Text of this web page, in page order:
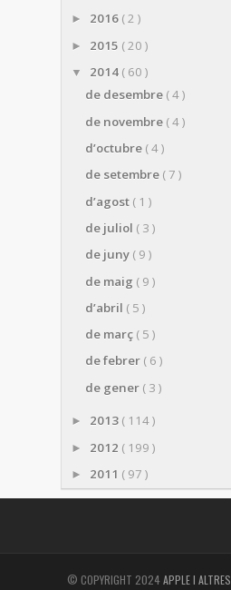
► 2016 ( 2 )
► 2015 ( 20 )
▼ 2014 ( 60 )
de desembre ( 4 )
de novembre ( 4 )
d’octubre ( 4 )
de setembre ( 7 )
d’agost ( 1 )
de juliol ( 3 )
de juny ( 9 )
de maig ( 9 )
d’abril ( 5 )
de març ( 5 )
de febrer ( 6 )
de gener ( 3 )
► 2013 ( 114 )
► 2012 ( 199 )
► 2011 ( 97 )
© COPYRIGHT 2024 APPLE I ALTRES